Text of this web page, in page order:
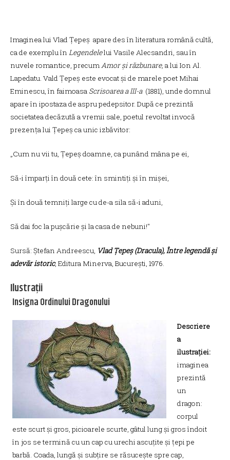
Imaginea lui Vlad Țepeș apare des în literatura română cultă,
ca de exemplu în Legendelelui Vasile Alecsandri, sau în
nuvele romantice, precumAmor și răzbunare, a lui Ion Al.
Lapedatu. Vald Țepeș este evocat și de marele poet Mihai
Eminescu, în faimoasa Scrisoarea a III-a (1881), unde domnul
apare în ipostaza de aspru pedepsitor. După ce prezintă
societatea decăzută a vremii sale, poetul revoltat invocă
prezența lui Țepeș ca unic izbăvitor:
„Cum nu vii tu, Țepeș doamne, ca punând mâna pe ei,
Să-i împarți în două cete: în smintiți și în mișei,
Și în două temniți large cu de-a sila să-i aduni,
Să dai foc la pușcărie și la casa de nebuni!"
Sursă: Ștefan Andreescu, Vlad Țepeș (Dracula), Între legendă și
adevăr istoric, Editura Minerva, București, 1976.
Ilustrații
Insigna Ordinului Dragonului
Descriere
a
ilustrației:
imaginea
prezintă
un
dragon:
corpul
este scurt și gros, picioarele scurte, gâtul lung și gros îndoit
în jos se termină cu un cap cu urechi ascuțite și țepi pe
barbă. Coada, lungă și subțire se răsucește spre cap,